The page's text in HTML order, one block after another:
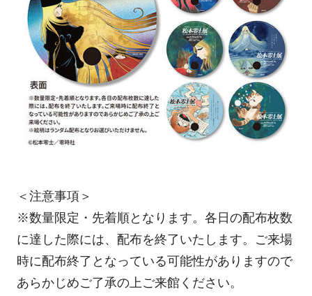
＜注意事項＞
※数量限定・先着順となります。各日の配布枚数
に達した際には、配布を終了いたします。ご来場
時に配布終了となっている可能性がありますので
あらかじめご了承の上ご来館ください。